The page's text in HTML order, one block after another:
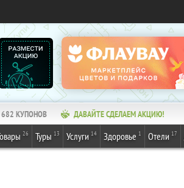
КУПОНОВ ДАВАЙТЕ СДЕЛАЕМ АКЦИЮ!
26 Туры 13 Услуги 14 Здоровье 1 Отели 17